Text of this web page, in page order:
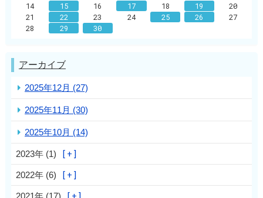
14
15 16 17 18 19
20
21
22 23 24 25 26
27
28
29 30
アーカイブ
2025年12月 (27)
2025年11月 (30)
2025年10月 (14)
2023年 (1)
2022年 (6)
2021年 (17)